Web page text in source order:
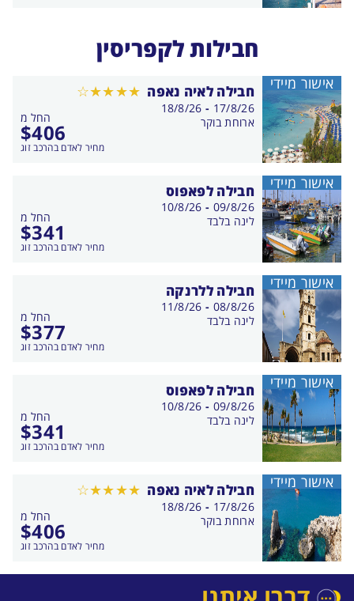
חבילות לקפריסין
חבילה לאיה נאפה
החל מ
$406
מחיר לאדם בהרכב זוג
בין
התאריכים,
17/8/26
-
18/8/26
ארוחת בוקר
אישור מיידי
חבילה לפאפוס
החל מ
$341
מחיר לאדם בהרכב זוג
בין
התאריכים,
09/8/26
-
10/8/26
לינה בלבד
אישור מיידי
חבילה ללרנקה
החל מ
$377
מחיר לאדם בהרכב זוג
בין
התאריכים,
08/8/26
-
11/8/26
לינה בלבד
אישור מיידי
חבילה לפאפוס
החל מ
$341
מחיר לאדם בהרכב זוג
בין
התאריכים,
09/8/26
-
10/8/26
לינה בלבד
אישור מיידי
חבילה לאיה נאפה
החל מ
$406
מחיר לאדם בהרכב זוג
בין
התאריכים,
17/8/26
-
18/8/26
ארוחת בוקר
אישור מיידי